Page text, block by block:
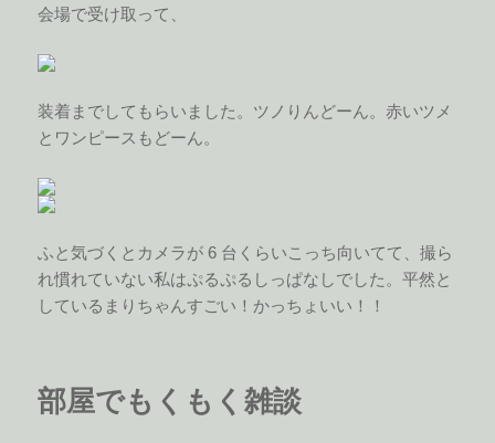
会場で受け取って、
装着までしてもらいました。ツノりんどーん。赤いツメ
とワンピースもどーん。
ふと気づくとカメラが 6 台くらいこっち向いてて、撮ら
れ慣れていない私はぷるぷるしっぱなしでした。平然と
しているまりちゃんすごい！かっちょいい！！
部屋でもくもく雑談